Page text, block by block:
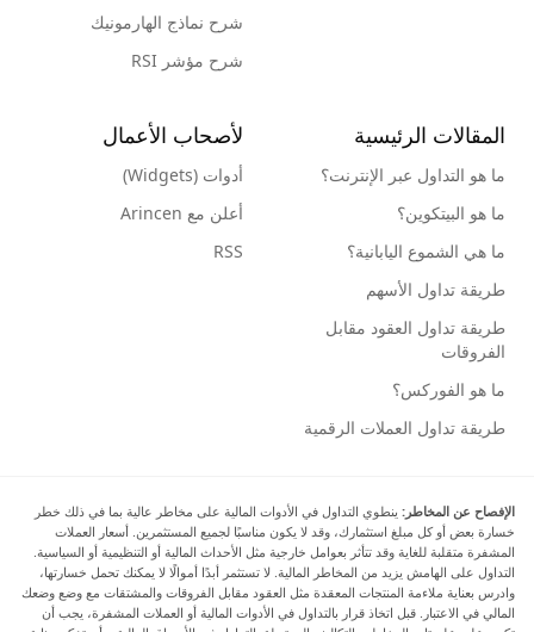
شرح نماذج الهارمونيك
شرح مؤشر RSI
المقالات الرئيسية
ما هو التداول عبر الإنترنت؟
ما هو البيتكوين؟
ما هي الشموع اليابانية؟
طريقة تداول الأسهم
طريقة تداول العقود مقابل
الفروقات
ما هو الفوركس؟
طريقة تداول العملات الرقمية
لأصحاب الأعمال
أدوات (Widgets)
أعلن مع Arincen
RSS
الإفصاح عن المخاطر: ينطوي التداول في الأدوات المالية على مخاطر عالية بما في ذلك خطر
خسارة بعض أو كل مبلغ استثمارك، وقد لا يكون مناسبًا لجميع المستثمرين. أسعار العملات
المشفرة متقلبة للغاية وقد تتأثر بعوامل خارجية مثل الأحداث المالية أو التنظيمية أو السياسية.
التداول على الهامش يزيد من المخاطر المالية. لا تستثمر أبدًا أموالًا لا يمكنك تحمل خسارتها،
وادرس بعناية ملاءمة المنتجات المعقدة مثل العقود مقابل الفروقات والمشتقات مع وضع وضعك
المالي في الاعتبار. قبل اتخاذ قرار بالتداول في الأدوات المالية أو العملات المشفرة، يجب أن